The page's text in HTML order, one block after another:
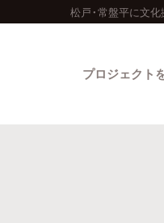
松戸・常盤平に文化
プロジェクト